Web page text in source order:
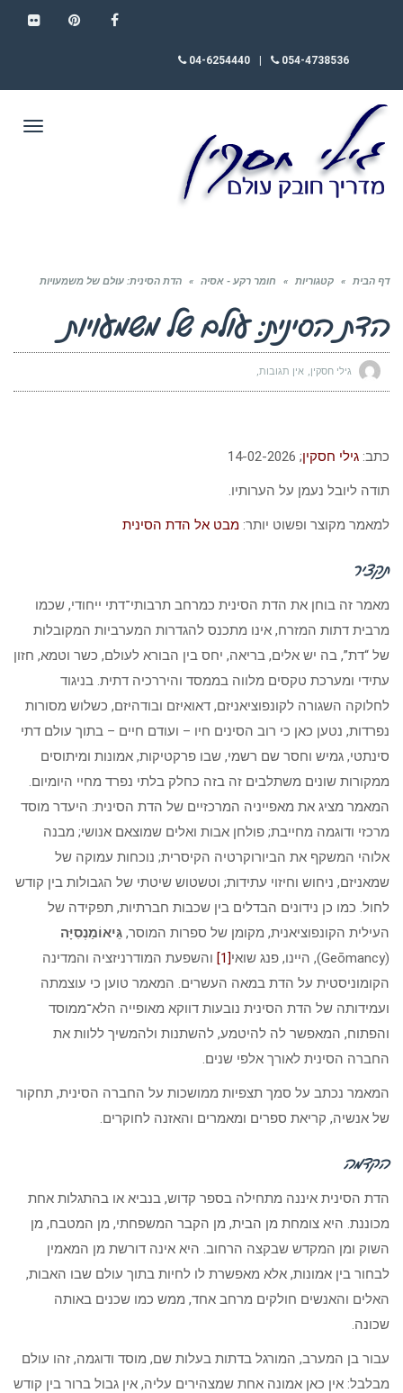
054-4738536
04-6254440
דף הבית » קטגוריות » חומר רקע - אסיה » הדת הסינית: עולם של משמעויות
הדת הסינית: עולם של משמעויות
גילי חסקין אין תגובות
כתב: גילי חסקין; 14-02-2026
תודה ליובל נעמן על הערותיו.
למאמר מקוצר ופשוט יותר: מבט אל הדת הסינית
תקציר
מאמר זה בוחן את הדת הסינית כמרחב תרבותי־דתי ייחודי, שכמו
מרבית דתות המזרח, אינו מתכנס להגדרות המערביות המקובלות
של “דת”, בה יש אלים, בריאה, יחס בין הבורא לעולם, כשר וטמא, חזון
עתידי ומערכת טקסים מלווה בממסד והיררכיה דתית. בניגוד
לחלוקה השגורה לקונפוציאניזם, דאואיזם ובודהיזם, כשלוש מסורות
נפרדות, נטען כאן כי רוב הסינים חיו – ועודם חיים – בתוך עולם דתי
סינתטי, גמיש וחסר שם רשמי, שבו פרקטיקות, אמונות ומיתוסים
ממקורות שונים משתלבים זה בזה כחלק בלתי נפרד מחיי היומיום.
המאמר מציג את מאפייניה המרכזיים של הדת הסינית: היעדר מוסד
מרכזי ודוגמה מחייבת; פולחן אבות ואלים שמוצאם אנושי; מבנה
אלוהי המשקף את הביורוקרטיה הקיסרית; נוכחות עמוקה של
שמאניזם, ניחוש וחיזוי עתידות; וטשטוש שיטתי של הגבולות בין קודש
לחול. כמו כן נידונים הבדלים בין שכבות חברתיות, תפקידה של
העילית הקונפוציאנית, מקומן של ספרות המוסר, גֵּיאוֹמַנְסִיָּה
(Geōmancy), היינו, פנג שואי
[1]
והשפעת המודרניזציה והמדינה
הקומוניסטית על הדת במאה העשרים. המאמר טוען כי עוצמתה
ועמידותה של הדת הסינית נובעות דווקא מאופייה הלא־ממוסד
והפתוח, המאפשר לה להיטמע, להשתנות ולהמשיך ללוות את
החברה הסינית לאורך אלפי שנים.
המאמר נכתב על סמך תצפיות ממושכות על החברה הסינית, תחקור
של אנשיה, קריאת ספרים ומאמרים והאזנה לחוקרים.
הקדמה
הדת הסינית איננה מתחילה בספר קדוש, בנביא או בהתגלות אחת
מכוננת. היא צומחת מן הבית, מן הקבר המשפחתי, מן המטבח, מן
השוק ומן המקדש שבקצה הרחוב. היא אינה דורשת מן המאמין
לבחור בין אמונות, אלא מאפשרת לו לחיות בתוך עולם שבו האבות,
האלים והאנשים חולקים מרחב אחד, ממש כמו שכנים באותה
שכונה.
עבור בן המערב, המורגל בדתות בעלות שם, מוסד ודוגמה, זהו עולם
מבלבל: אין כאן אמונה אחת שמצהירים עליה, אין גבול ברור בין קודש